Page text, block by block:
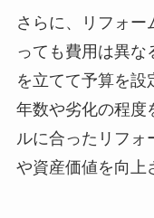
さらに、リフォー
っても費用は異な
を立てて予算を設
年数や劣化の程度
ルに合ったリフォ
や資産価値を向上